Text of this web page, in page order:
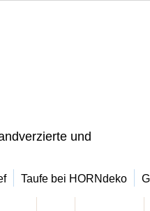
und
Taufe bei HORNdeko